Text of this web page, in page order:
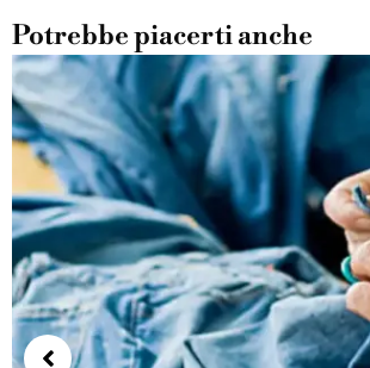
Potrebbe piacerti anche